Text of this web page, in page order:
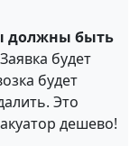
должны быть
будет
будет
Это
дешево!